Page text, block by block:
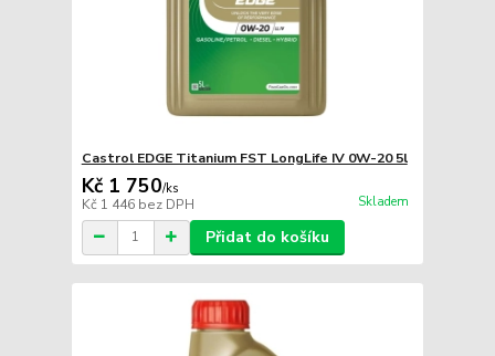
Castrol EDGE Titanium FST LongLife IV 0W-20 5l
Kč 1 750/ks
Kč 1 446 bez DPH Skladem
Přidat do košíku